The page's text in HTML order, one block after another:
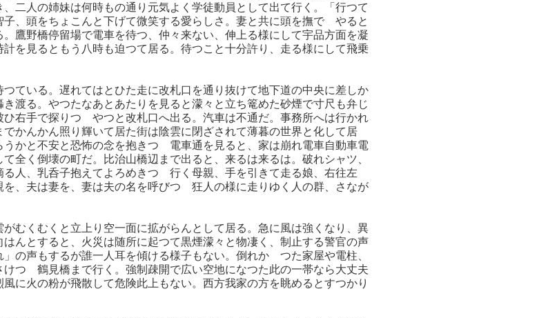
二人の姉妹は何時もの通り元気よく学徒動員として出て行く。「行つて
、頭をちょこんと下げて微笑する愛らしさ。妻と共に頭を撫でゝやると
鷹野橋停留場で電車を待つ、仲々来ない、伸上る様にして宇品方面を凝
を見るともう八時も迫つて居る。待つこと十分許り、走る様にして飛乗
ている。遅れてはとひた走に改札口を通り抜けて地下道の中央に差しか
渡る。やつたなあとあたりを見ると濛々と立ち篭めた砂煙で寸尺も弁じ
右手で探りつゝやつと改札口へ出る。汽車は不通だ。事務所へは行かれ
かんかん照り輝いて居た街は陰雲に閉ざされて薄暮の世界と化して居
かと不安と恐怖の念を抱きつゝ電車通を見ると、家は崩れ電車自動車電
全く倒壊の町だ。比治山橋辺まで出ると、来るは来るは。破れシャツ、
人、乳呑子抱えてよろめきつゝ行く母親、手を引きて走る娘、右往左
、夫は妻を、妻は夫の名を呼びつゝ狂人の様に走りゆく人の群、さなが
むくむくと立上り空一面に拡がらんとして居る。急に風は強くなり、異
んとすると、火災は随所に起つて黒煙濛々と物凄く、制止する警官の声
の声もするが誰一人耳を傾ける様子もない。倒れかゝつた家屋や電柱、
つゝ鶴見橋まで行く。強制疎開で広い空地になつた此の一帯なら大丈夫
に火の粉が飛散して危険此上もない。西方我家の方を眺めるとすつかり